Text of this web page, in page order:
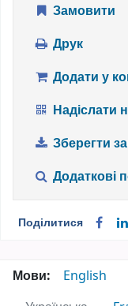
Замовити
Друк
Додати у
Надіслати
Зберегти
Додаткові
Поділитися
Мови:
English